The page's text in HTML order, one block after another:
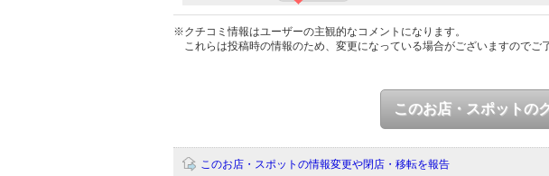
※クチコミ情報はユーザーの主観的なコメントになります。
これらは投稿時の情報のため、変更になっている場合がございますのでご
このお店・スポットの
このお店・スポットの情報変更や閉店・移転を報告